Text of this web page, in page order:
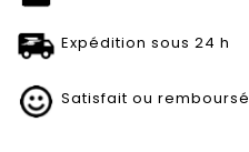
Expédition sous 24 h
Satisfait ou remboursé